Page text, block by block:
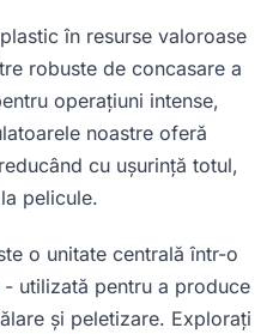
în resurse valoroase
robuste de concasare a
operațiuni intense,
noastre oferă
cu ușurință totul,
pelicule.
o unitate centrală într-o
utilizată pentru a produce
și peletizare. Explorați